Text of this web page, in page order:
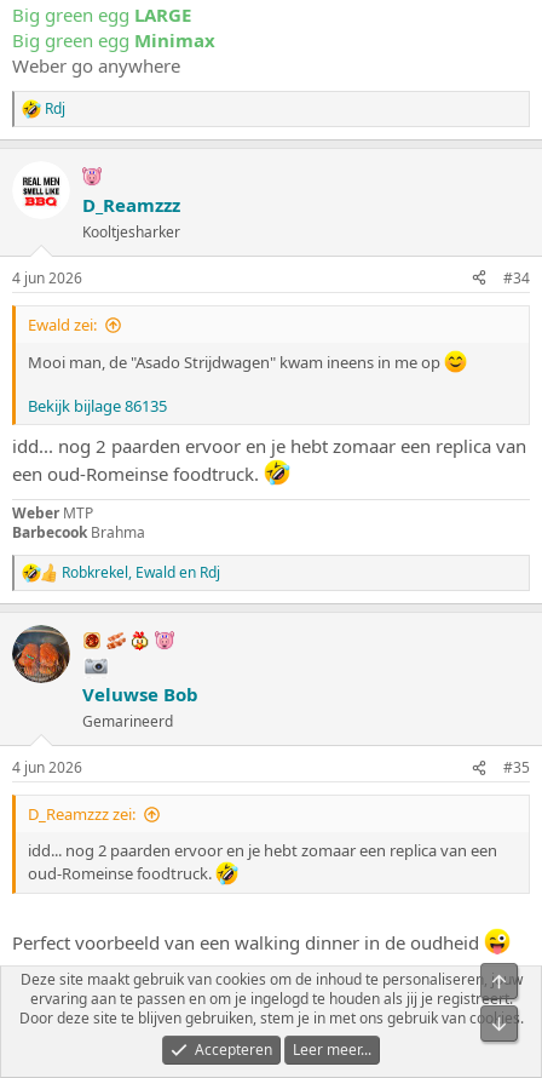
Big green egg LARGE
Big green egg Minimax
Weber go anywhere
W
a
r
d
e
i
n
g
e
Rdj
D_Reamzzz
Kooltjesharker
4 jun 2026 #34
Ewald zei:
Mooi man, de "Asado Strijdwagen" kwam ineens in me op
Bekijk bijlage 86135
idd... nog 2 paarden ervoor en je hebt zomaar een replica van
een oud-Romeinse foodtruck.
Weber MTP
Barbecook Brahma
W
a
r
d
e
e
n
Robkrekel, Ewalden Rdj
Veluwse Bob
Gemarineerd
4 jun 2026 #35
D_Reamzzz zei:
idd... nog 2 paarden ervoor en je hebt zomaar een replica van een
oud-Romeinse foodtruck.
Perfect voorbeeld van een walking dinner in de oudheid
Big green eggLARGE
Big green egg Minimax
Weber go anywhere
Deze site maakt gebruik van cookies om de inhoud te personaliseren, jouw
ervaring aan te passen en om je ingelogd te houden als jij je registreert.
Door deze site te blijven gebruiken, stem je in met ons gebruik van cookies.
Accepteren
Leer meer...